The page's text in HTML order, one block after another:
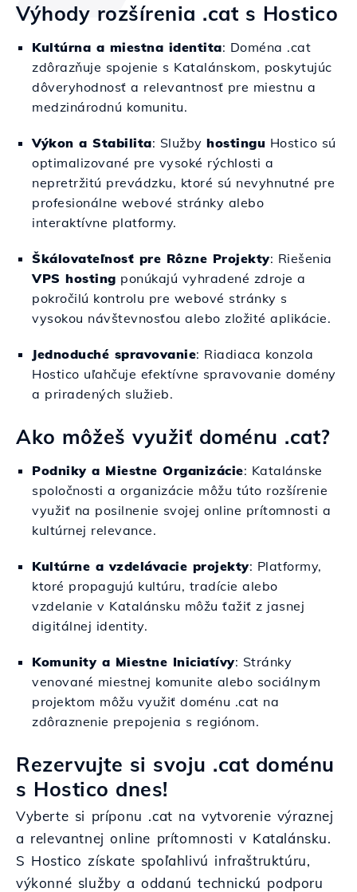
Výhody rozšírenia .cat s Hostico
Kultúrna a miestna identita: Doména .cat
zdôrazňuje spojenie s Katalánskom, poskytujúc
dôveryhodnosť a relevantnosť pre miestnu a
medzinárodnú komunitu.
Výkon a Stabilita: Služby hostingu Hostico sú
optimalizované pre vysoké rýchlosti a
nepretržitú prevádzku, ktoré sú nevyhnutné pre
profesionálne webové stránky alebo
interaktívne platformy.
Škálovateľnosť pre Rôzne Projekty: Riešenia
VPS hosting ponúkajú vyhradené zdroje a
pokročilú kontrolu pre webové stránky s
vysokou návštevnosťou alebo zložité aplikácie.
Jednoduché spravovanie: Riadiaca konzola
Hostico uľahčuje efektívne spravovanie domény
a priradených služieb.
Ako môžeš využiť doménu .cat?
Podniky a Miestne Organizácie: Katalánske
spoločnosti a organizácie môžu túto rozšírenie
využiť na posilnenie svojej online prítomnosti a
kultúrnej relevance.
Kultúrne a vzdelávacie projekty: Platformy,
ktoré propagujú kultúru, tradície alebo
vzdelanie v Katalánsku môžu ťažiť z jasnej
digitálnej identity.
Komunity a Miestne Iniciatívy: Stránky
venované miestnej komunite alebo sociálnym
projektom môžu využiť doménu .cat na
zdôraznenie prepojenia s regiónom.
Rezervujte si svoju .cat doménu
s Hostico dnes!
Vyberte si príponu .cat na vytvorenie výraznej
a relevantnej online prítomnosti v Katalánsku.
S Hostico získate spoľahlivú infraštruktúru,
výkonné služby a oddanú technickú podporu